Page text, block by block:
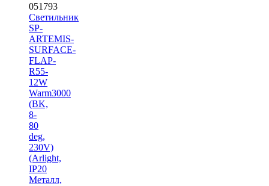
051793
Светильник
SP-
ARTEMIS-
SURFACE-
FLAP-
R55-
12W
Warm3000
(BK,
8-
80
deg,
230V)
(Arlight,
IP20
Металл,